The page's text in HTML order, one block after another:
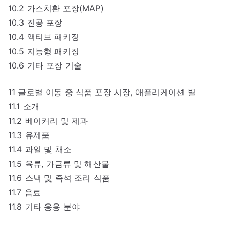
10.2 가스치환 포장(MAP)
10.3 진공 포장
10.4 액티브 패키징
10.5 지능형 패키징
10.6 기타 포장 기술
11 글로벌 이동 중 식품 포장 시장, 애플리케이션 별
11.1 소개
11.2 베이커리 및 제과
11.3 유제품
11.4 과일 및 채소
11.5 육류, 가금류 및 해산물
11.6 스낵 및 즉석 조리 식품
11.7 음료
11.8 기타 응용 분야